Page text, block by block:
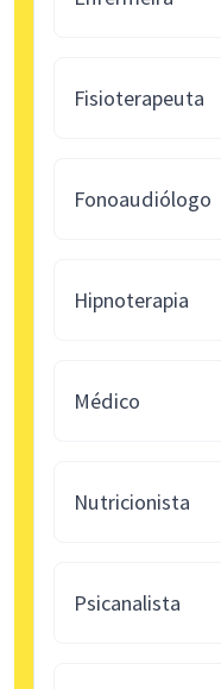
Fisioterapeuta
Fonoaudiólogo
Hipnoterapia
Médico
Nutricionista
Psicanalista